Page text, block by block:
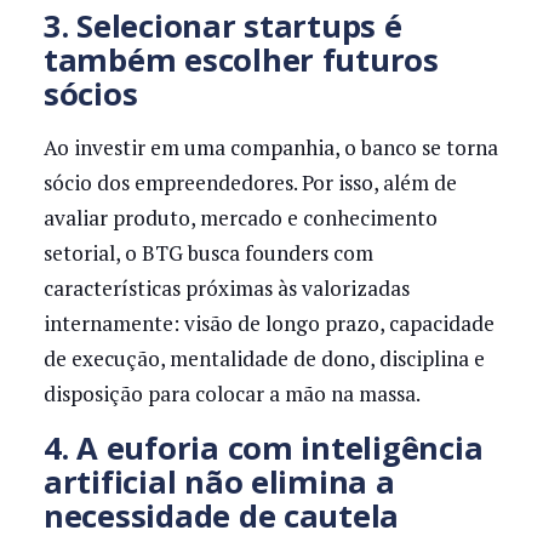
3. Selecionar startups é
também escolher futuros
sócios
Ao investir em uma companhia, o banco se torna
sócio dos empreendedores. Por isso, além de
avaliar produto, mercado e conhecimento
setorial, o BTG busca founders com
características próximas às valorizadas
internamente: visão de longo prazo, capacidade
de execução, mentalidade de dono, disciplina e
disposição para colocar a mão na massa.
4. A euforia com inteligência
artificial não elimina a
necessidade de cautela